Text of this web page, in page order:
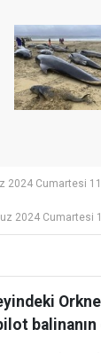
2024 Cumartesi
2024 Cumartesi